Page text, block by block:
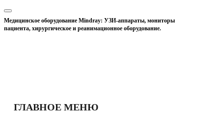
Медицинское оборудование Mindray: УЗИ-аппараты, мониторы
пациента, хирургическое и реанимационное оборудование.
ГЛАВНОЕ МЕНЮ